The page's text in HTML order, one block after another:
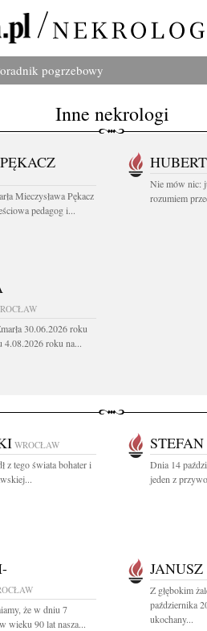
pogrzebowy
Inne nekrologi
Mieczysława Pękacz
pedagog i...
Nie mów nic:
rozumiem
30.06.2026 roku
4.08.2026 roku na...
WROCŁAW
z tego świata bohater i
Dnia 14
jeden z
że w dniu 7
wieku 90 lat nasza...
Z głębokim
października
ukochany...